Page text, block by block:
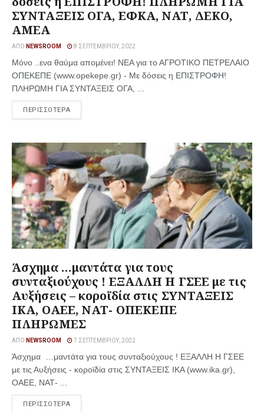
ΣΥΝΤΑΞΕΙΣ ΟΓΑ, ΕΦΚΑ, ΝΑΤ, ΔΕΚΟ,
ΑΜΕΑ
ΑΠΌ NEWSROOM 8 ΣΕΠΤΕΜΒΡΊΟΥ, 2022
Μόνο ..ενα θαύμα απομένει! ΝΕΑ για το ΑΓΡΟΤΙΚΟ ΠΕΤΡΕΛΑΙΟ
ΟΠΕΚΕΠΕ (www.opekepe.gr) - Με δόσεις η ΕΠΙΣΤΡΟΦΗ!
ΠΛΗΡΩΜΗ ΓΙΑ ΣΥΝΤΑΞΕΙΣ ΟΓΑ, ...
ΠΕΡΙΣΣΟΤΕΡΑ
Άσχημα …μαντάτα για τους
συνταξιούχους ! ΕΞΑΛΛΗ Η ΓΣΕΕ με τις
Αυξήσεις – κοροϊδία στις ΣΥΝΤΑΞΕΙΣ
ΙΚΑ, ΟΑΕΕ, ΝΑΤ- ΟΠΕΚΕΠΕ
ΠΛΗΡΩΜΕΣ
ΑΠΌ NEWSROOM 7 ΣΕΠΤΕΜΒΡΊΟΥ, 2022
Άσχημα …μαντάτα για τους συνταξιούχους ! ΕΞΑΛΛΗ Η ΓΣΕΕ
με τις Αυξήσεις - κοροϊδία στις ΣΥΝΤΑΞΕΙΣ ΙΚΑ (www.ika.gr),
ΟΑΕΕ, ΝΑΤ- ...
ΠΕΡΙΣΣΟΤΕΡΑ